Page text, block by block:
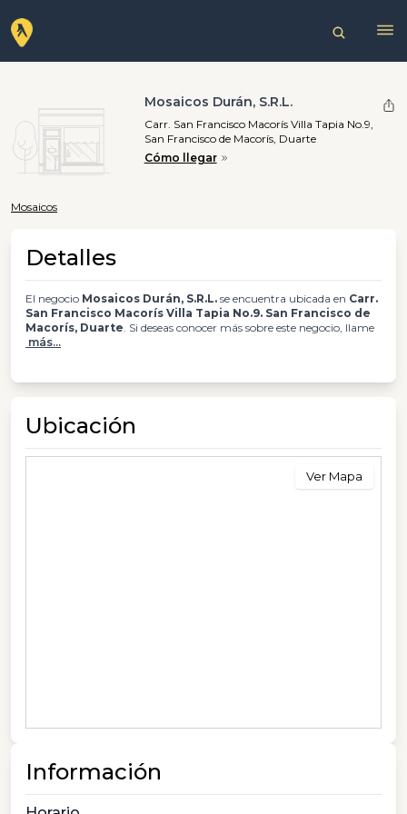
Mosaicos Durán, S.R.L.
Carr. San Francisco Macorís Villa Tapia No.9,
San Francisco de Macorís, Duarte
Cómo llegar
Mosaicos
Detalles
El negocio Mosaicos Durán, S.R.L. se encuentra ubicada en Carr.
San Francisco Macorís Villa Tapia No.9. San Francisco de
Macorís, Duarte. Si deseas conocer más sobre este negocio, llame
más...
Ubicación
Ver Mapa
Información